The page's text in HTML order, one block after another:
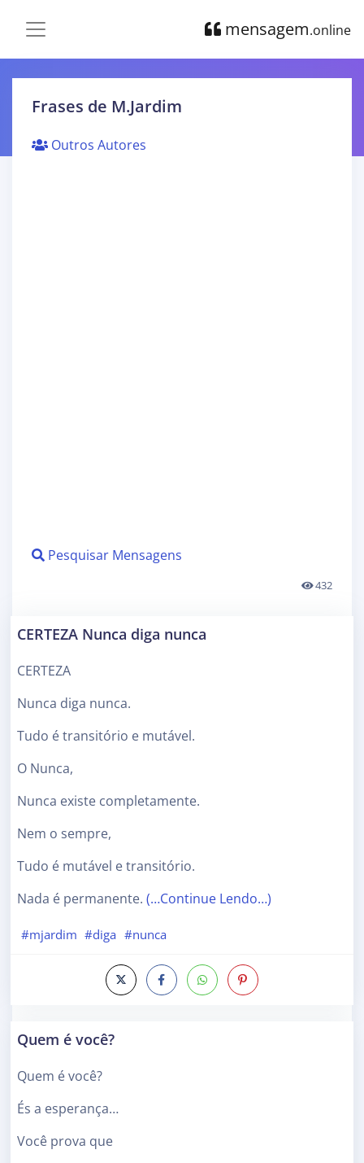
mensagem.online
Frases de M.Jardim
Outros Autores
Pesquisar Mensagens
432
CERTEZA Nunca diga nunca
CERTEZA
Nunca diga nunca.
Tudo é transitório e mutável.
O Nunca,
Nunca existe completamente.
Nem o sempre,
Tudo é mutável e transitório.
Nada é permanente. (…Continue Lendo…)
#mjardim #diga #nunca
Quem é você?
Quem é você?
És a esperança…
Você prova que